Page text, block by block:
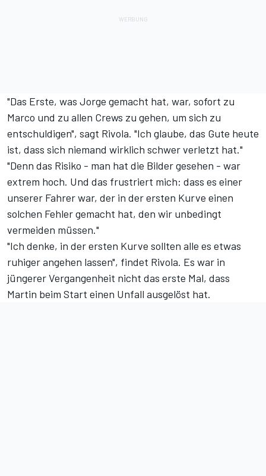
"Das Erste, was Jorge gemacht hat, war, sofort zu
Marco und zu allen Crews zu gehen, um sich zu
entschuldigen", sagt Rivola. "Ich glaube, das Gute heute
ist, dass sich niemand wirklich schwer verletzt hat."
"Denn das Risiko - man hat die Bilder gesehen - war
extrem hoch. Und das frustriert mich: dass es einer
unserer Fahrer war, der in der ersten Kurve einen
solchen Fehler gemacht hat, den wir unbedingt
vermeiden müssen."
"Ich denke, in der ersten Kurve sollten alle es etwas
ruhiger angehen lassen", findet Rivola. Es war in
jüngerer Vergangenheit nicht das erste Mal, dass
Martin beim Start einen Unfall ausgelöst hat.